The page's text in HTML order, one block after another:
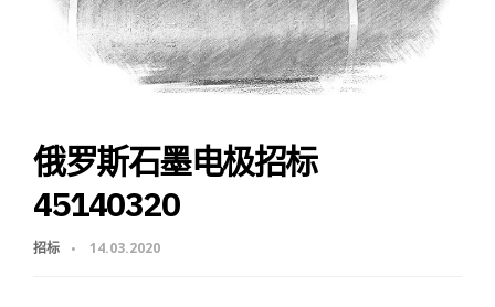
俄罗斯石墨电极招标
45140320
招标 14.03.2020